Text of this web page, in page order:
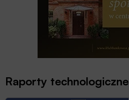
Raporty technologiczne